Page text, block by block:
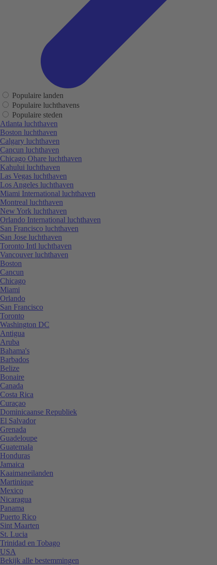
Populaire landen
Populaire luchthavens
Populaire steden
Atlanta luchthaven
Boston luchthaven
Calgary luchthaven
Cancun luchthaven
Chicago Ohare luchthaven
Kahului luchthaven
Las Vegas luchthaven
Los Angeles luchthaven
Miami International luchthaven
Montreal luchthaven
New York luchthaven
Orlando International luchthaven
San Francisco luchthaven
San Jose luchthaven
Toronto Intl luchthaven
Vancouver luchthaven
Boston
Cancun
Chicago
Miami
Orlando
San Francisco
Toronto
Washington DC
Antigua
Aruba
Bahama's
Barbados
Belize
Bonaire
Canada
Costa Rica
Curaçao
Dominicaanse Republiek
El Salvador
Grenada
Guadeloupe
Guatemala
Honduras
Jamaica
Kaaimaneilanden
Martinique
Mexico
Nicaragua
Panama
Puerto Rico
Sint Maarten
St. Lucia
Trinidad en Tobago
USA
Bekijk alle bestemmingen